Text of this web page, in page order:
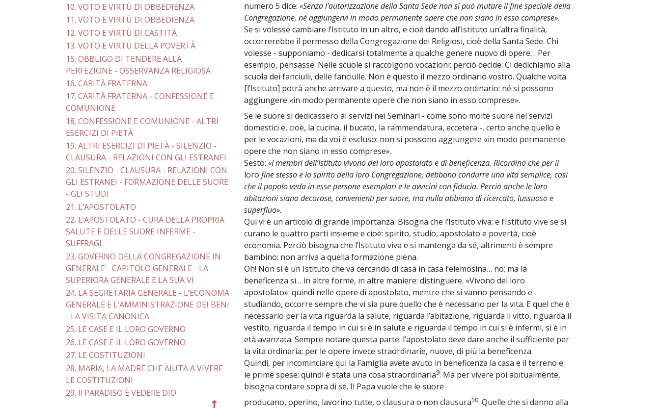
10. VOTO E VIRTÙ DI OBBEDIENZA
11. VOTO E VIRTÙ DI OBBEDIENZA
12. VOTO E VIRTÙ DI CASTITÀ
13. VOTO E VIRTÙ DELLA POVERTÀ
15. OBBLIGO DI TENDERE ALLA
PERFEZIONE - OSSERVANZA RELIGIOSA
16. CARITÀ FRATERNA
17. CARITÀ FRATERNA - CONFESSIONE E
COMUNIONE
18. CONFESSIONE E COMUNIONE - ALTRI
ESERCIZI DI PIETÀ
19. ALTRI ESERCIZI DI PIETÀ - SILENZIO -
CLAUSURA - RELAZIONI CON GLI ESTRANEI
20. SILENZIO - CLAUSURA - RELAZIONI CON
GLI ESTRANEI - FORMAZIONE DELLE SUORE
- GLI STUDI
21. L’APOSTOLATO
22. L’APOSTOLATO - CURA DELLA PROPRIA
SALUTE E DELLE SUORE INFERME -
SUFFRAGI
23. GOVERNO DELLA CONGREGAZIONE IN
GENERALE - CAPITOLO GENERALE - LA
SUPERIORA GENERALE E LA SUA VI
24. LA SEGRETARIA GENERALE - L’ECONOMA
GENERALE E L’AMMINISTRAZIONE DEI BENI
- LA VISITA CANONICA -
25. LE CASE E IL LORO GOVERNO
26. LE CASE E IL LORO GOVERNO
27. LE COSTITUZIONI
28. MARIA, LA MADRE CHE AIUTA A VIVERE
LE COSTITUZIONI
29. Il PARADISO È VEDERE DIO
numero 5 dice: «Senza l’autorizzazione della Santa Sede non si può mutare il fine speciale della
Congregazione, né aggiungervi in modo permanente opere che non siano in esso comprese».
Se si volesse cambiare l’Istituto in un altro, e cioè dando all’Istituto un’altra finalità,
occorrerebbe il permesso della Congregazione dei Religiosi, cioè della Santa Sede. Chi
volesse - supponiamo - dedicarsi totalmente a qualche genere nuovo di opere… Per
esempio, pensasse: Nelle scuole si raccolgono vocazioni; perciò decide: Ci dedichiamo alla
scuola dei fanciulli, delle fanciulle. Non è questo il mezzo ordinario vostro. Qualche volta
[l’Istituto] potrà anche arrivare a questo, ma non è il mezzo ordinario: né si possono
aggiungere «in modo permanente opere che non siano in esso comprese».
Se le suore si dedicassero ai servizi nei Seminari - come sono molte suore nei servizi
domestici e, cioè, la cucina, il bucato, la rammendatura, eccetera -, certo anche quello è
per le vocazioni, ma da voi è escluso: non si possono aggiungere «in modo permanente
opere che non siano in esso comprese».
Sesto: «I membri dell’Istituto vivono del loro apostolato e di beneficenza. Ricordino che per il
loro fine stesso e lo spirito della loro Congregazione, debbono condurre una vita semplice, così
che il popolo veda in esse persone esemplari e le avvicini con fiducia. Perciò anche le loro
abitazioni siano decorose, convenienti per suore, ma nulla abbiano di ricercato, lussuoso e
superfluo».
Qui vi è un articolo di grande importanza. Bisogna che l’Istituto viva; e l’Istituto vive se si
curano le quattro parti insieme e cioè: spirito, studio, apostolato e povertà, cioè
economia. Perciò bisogna che l’Istituto viva e si mantenga da sé, altrimenti è sempre
bambino: non arriva a quella formazione piena.
Oh! Non si è un Istituto che va cercando di casa in casa l’elemosina… no; ma la
beneficenza sì… in altre forme, in altre maniere: distinguere. «Vivono del loro
apostolato»: quindi nelle opere di apostolato, mentre che si vanno pensando e
studiando, occorre sempre che vi sia pure quello che è necessario per la vita. E quel che è
necessario per la vita riguarda la salute, riguarda l’abitazione, riguarda il vitto, riguarda il
vestito, riguarda il tempo in cui si è in salute e riguarda il tempo in cui si è infermi, si è in
età avanzata. Sempre notare questa parte: l’apostolato deve dare anche il sufficiente per
la vita ordinaria; per le opere invece straordinarie, nuove, di più la beneficenza.
Quindi, per incominciare qui la Famiglia avete avuto in beneficenza la casa e il terreno e
le prime spese: quindi è stata una cosa straordinaria9. Ma per vivere poi abitualmente,
bisogna contare sopra di sé. Il Papa vuole che le suore
producano, operino, lavorino tutte, o clausura o non clausura10. Quelle che si danno alla